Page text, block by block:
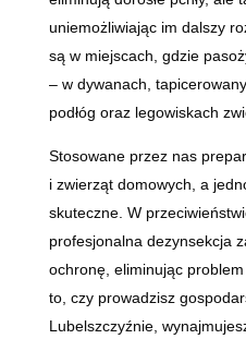
uniemożliwiając im dalszy
są w miejscach, gdzie
– w dywanach,
podłóg oraz legowiskach
Stosowane przez nas
i zwierząt domowych, a
skuteczne. W
profesjonalna dezynsekcja
ochronę, eliminując
to, czy prowadzisz
Lubelszczyźnie,